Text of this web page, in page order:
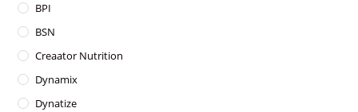
BPI
BSN
Creaator Nutrition
Dynamix
Dynatize